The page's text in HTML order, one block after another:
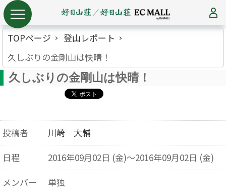
TOPページ
登山レポート
久しぶりの金剛山は快晴！
久しぶりの金剛山は快晴！
投稿者
川崎 大輔
日程
2016年09月02日 (金)～2016年09月02日 (金)
メンバー
単独